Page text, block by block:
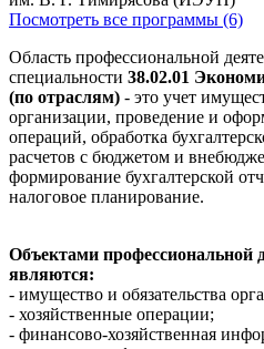
Посмотреть все программы (6)
Область профессиональной
специальности 38.02.01
(по отраслям) - это учет
организации, проведение и
операций, обработка
расчетов с бюджетом и
формирование бухгалтерской
налоговое планирование.
Объектами профессиональной
являются:
- имущество и обязательства
- хозяйственные операции;
- финансово-хозяйственная